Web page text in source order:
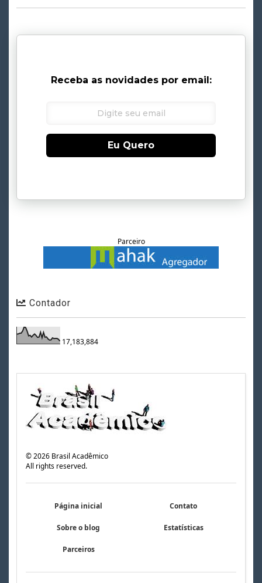
Receba as novidades por email:
Eu Quero
Parceiro
Contador
17,183,884
©2026 Brasil Acadêmico
All rights reserved.
Página inicial Contato
Sobre o blog Estatísticas
Parceiros